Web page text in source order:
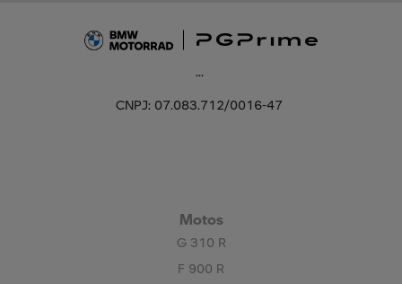
...
CNPJ: 07.083.712/0016-47
Motos
G 310 R
F 900 R